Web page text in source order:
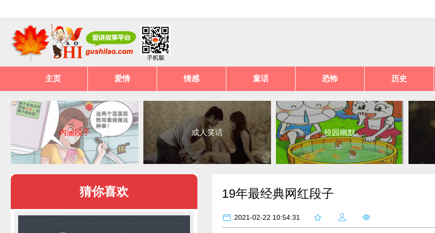
主页 爱情 情感 童话 恐怖 历史
内涵段子 成人笑话 校园幽默
猜你喜欢 19年最经典网红段子
2021-02-22 10:54:31